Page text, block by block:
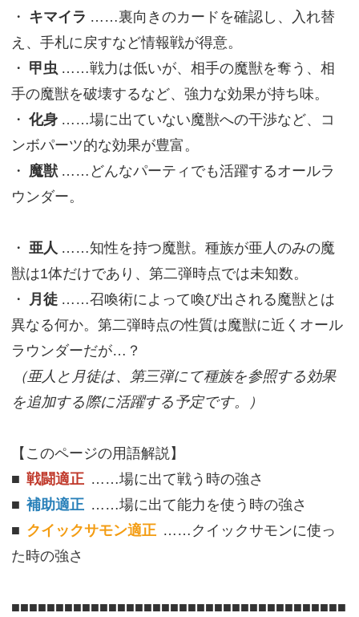
・ キマイラ ……裏向きのカードを確認し、入れ替
え、手札に戻すなど情報戦が得意。
・ 甲虫 ……戦力は低いが、相手の魔獣を奪う、相
手の魔獣を破壊するなど、強力な効果が持ち味。
・ 化身 ……場に出ていない魔獣への干渉など、コ
ンボパーツ的な効果が豊富。
・ 魔獣 ……どんなパーティでも活躍するオールラ
ウンダー。
・ 亜人 ……知性を持つ魔獣。種族が亜人のみの魔
獣は1体だけであり、第二弾時点では未知数。
・
月徒 ……召喚術によって喚び出される魔獣とは
異なる何か。第二弾時点の性質は魔獣に近くオール
ラウンダーだが…？
（亜人と月徒は、第三弾にて種族を参照する効果
を追加する際に活躍する予定です。）
【このページの用語解説】
■ 戦闘適正 ……場に出て戦う時の強さ
■ 補助適正 ……場に出て能力を使う時の強さ
■ クイックサモン適正 ……クイックサモンに使っ
た時の強さ
■■■■■■■■■■■■■■■■■■■■■■■■■■■■■■■■■■■■■■